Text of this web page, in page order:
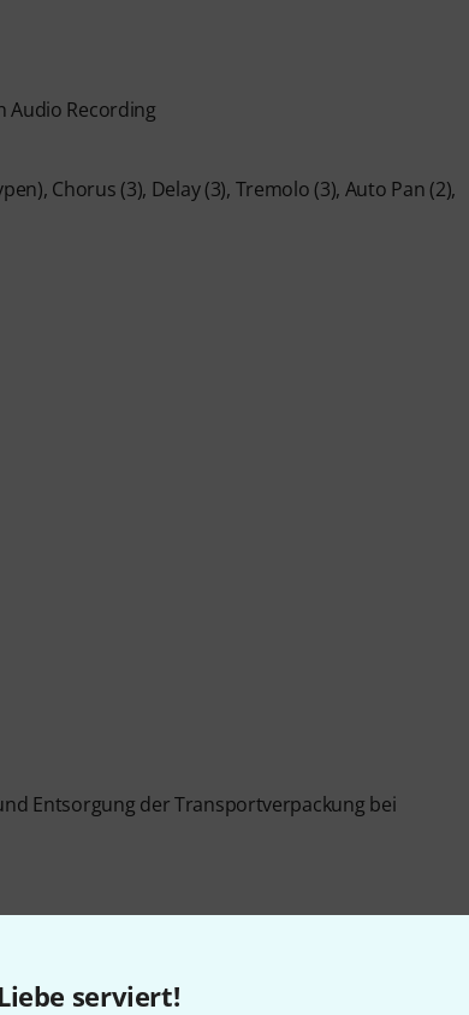
serviert!
Audio Recording
Chorus (3), Delay (3), Tremolo (3), Auto Pan (2),
Entsorgung der Transportverpackung bei